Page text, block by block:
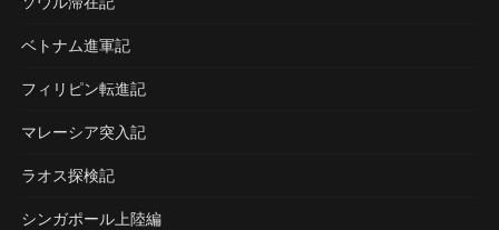
ベトナム進軍記
フィリピン転進記
マレーシア突入記
ラオス探検記
シンガポール上陸編